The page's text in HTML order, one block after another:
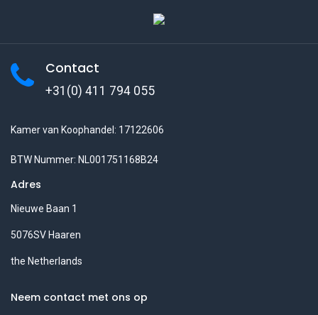
Contact
+31(0) 411 794 055
Kamer van Koophandel: 17122606
BTW Nummer: NL001751168B24
Adres
Nieuwe Baan 1
5076SV Haaren
the Netherlands
Neem contact met ons op